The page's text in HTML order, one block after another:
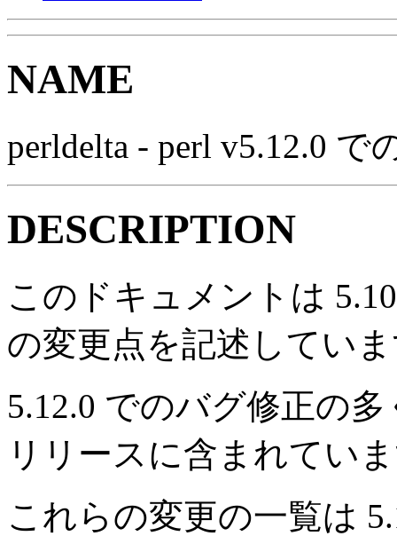
NAME
perldelta - perl v5.12.0 で
DESCRIPTION
このドキュメントは
の変更点を記述してい
5.12.0 でのバグ修正の
リリースに含まれてい
これらの変更の一覧は